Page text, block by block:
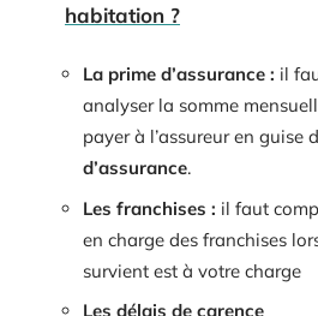
habitation ?
La prime d’assurance : il
analyser la somme
payer à l’assureur en guise
d’assurance.
Les franchises : il faut
en charge des franchises
survient est à votre charge
Les délais de carence